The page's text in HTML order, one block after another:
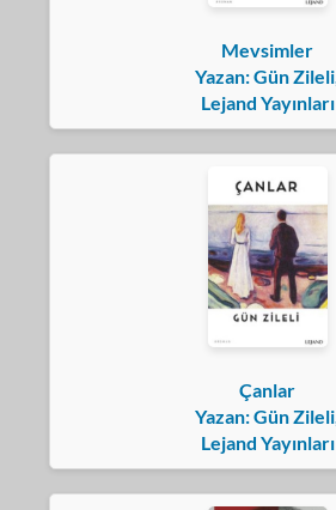
Mevsimler
Yazan: Gün Zileli,
Lejand Yayınları
Çanlar
Yazan: Gün Zileli,
Lejand Yayınları